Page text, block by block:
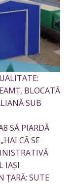
BLOCATĂ
SUB
SĂ PIARDĂ
CĂ SE
IAȘI
ȚARĂ: SUTE